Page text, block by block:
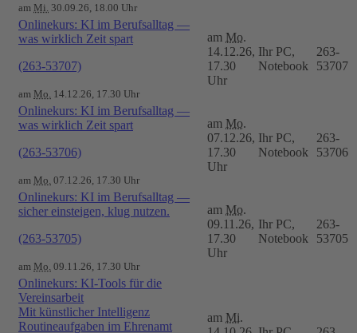
am Mi. 30.09.26, 18.00 Uhr
Onlinekurs: KI im Berufsalltag —
was wirklich Zeit spart
(263-53707)
am Mo. 14.12.26, 17.30 Uhr
am Mo.
14.12.26,
17.30
Uhr
Ihr PC,
Notebook
263-
53707
Onlinekurs: KI im Berufsalltag —
was wirklich Zeit spart
(263-53706)
am Mo. 07.12.26, 17.30 Uhr
am Mo.
07.12.26,
17.30
Uhr
Ihr PC,
Notebook
263-
53706
Onlinekurs: KI im Berufsalltag —
sicher einsteigen, klug nutzen.
(263-53705)
am Mo. 09.11.26, 17.30 Uhr
am Mo.
09.11.26,
17.30
Uhr
Ihr PC,
Notebook
263-
53705
Onlinekurs: KI-Tools für die
Vereinsarbeit
Mit künstlicher Intelligenz
Routineaufgaben im Ehrenamt
am Mi.